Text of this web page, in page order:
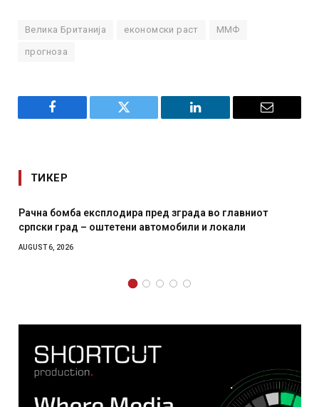
Велика Британија економски раст ММФ
прогноза
Facebook Twitter LinkedIn Email
ТИКЕР
во главниот
и локали
И Данска се милитарилизира –
месечна воена